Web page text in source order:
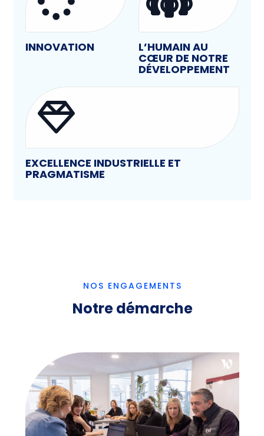
INNOVATION L’HUMAIN AU
CŒUR DE NOTRE
DÉVELOPPEMENT
EXCELLENCE INDUSTRIELLE ET
PRAGMATISME
NOS ENGAGEMENTS
Notre démarche